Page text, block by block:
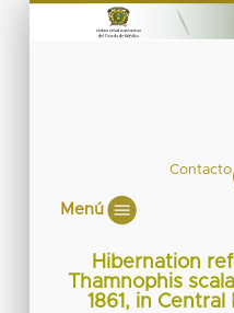
Contacto
Menú
Hibernation
Thamnophis
1861, in Central